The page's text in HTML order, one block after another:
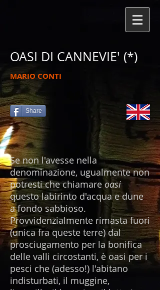
OASI DI CANNEVIE' (*)
MARIO CONTI
Share
Se non l'avesse nella
denominazione, ugualmente non
potresti che chiamare oasi
questo labirinto d'acqua e dune
a fondo sabbioso.
Provvidenzialmente rimasta fuori
(unica fra queste terre) dal
prosciugamento per la bonifica
delle valli circostanti, è oasi per i
pesci che (adesso!) l'abitano
indisturbati, il muggine,